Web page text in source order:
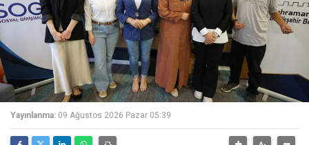
Yayınlanma: 09 Ağustos 2026 Pazar 05:39